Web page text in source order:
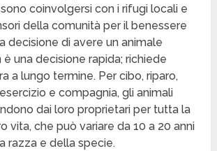
coinvolgersi con i rifugi locali e
della comunità per il benessere
decisione di avere un animale
una decisione rapida; richiede
a lungo termine. Per cibo, riparo,
e compagnia, gli animali
dai loro proprietari per tutta la
vita, che può variare da 10 a 20 anni
razza e della specie.